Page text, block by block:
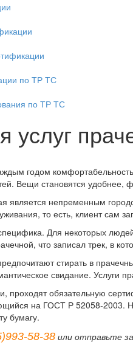
по ТР ТС
по ТР ТС
услуг
годом
Вещи становятся удобнее,
является непременным
то есть, клиент сам
Для некоторых
что записал трек, в
стирать в
свидание. Услуги
проходят обязательную
на ГОСТ Р 52058-2003.
бумагу.
58-38 или отправьте